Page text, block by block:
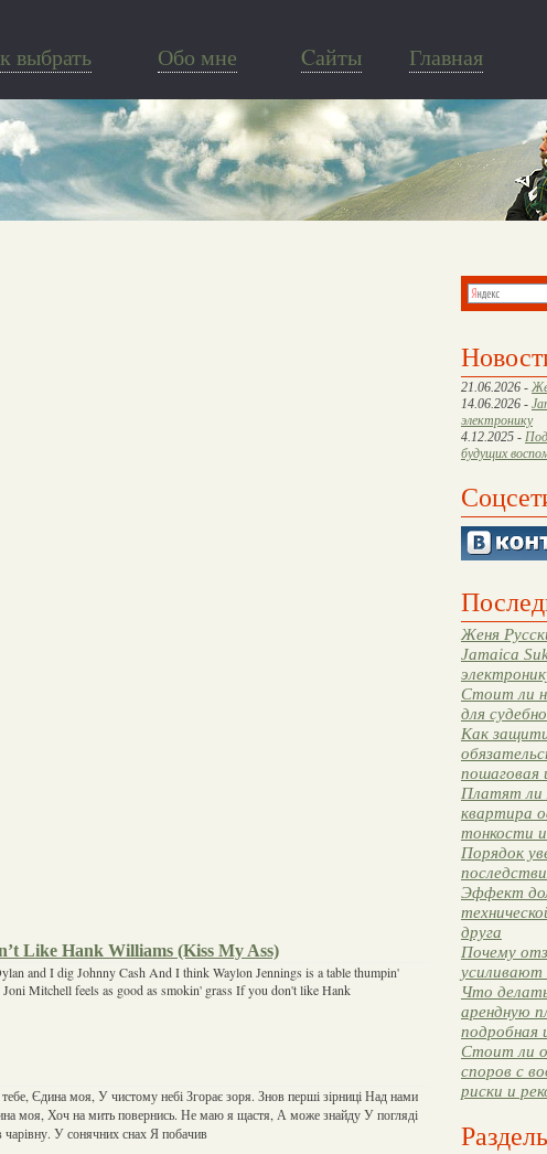
выбрать Обо мне Cайты Главная
21.06.2026 -
14.06.2026 -
электронику
4.12.2025 -
будущих
Женя
Jamaica
Стоит ли
для
Как
пошаговая
Платят ли
квартира
тонкости
Порядок
Эффект
друга
Почему
Что
арендную
подробная
Стоит ли
споров с
риски и
Like Hank Williams (Kiss My Ass)
and I dig Johnny Cash And I think Waylon Jennings is a table thumpin'
Joni Mitchell feels as good as smokin' grass If you don't like Hank
Єдина моя, У чистому небі Згорає зоря. Знов перші зірниці Над нами
моя, Хоч на мить повернись. Не маю я щастя, А може знайду У погляді
У сонячних снах Я побачив